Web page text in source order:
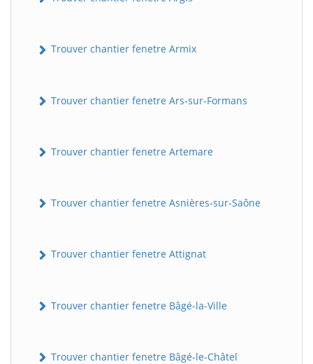
Trouver chantier fenetre Armix
Trouver chantier fenetre Ars-sur-Formans
Trouver chantier fenetre Artemare
Trouver chantier fenetre Asnières-sur-Saône
Trouver chantier fenetre Attignat
Trouver chantier fenetre Bâgé-la-Ville
Trouver chantier fenetre Bâgé-le-Châtel